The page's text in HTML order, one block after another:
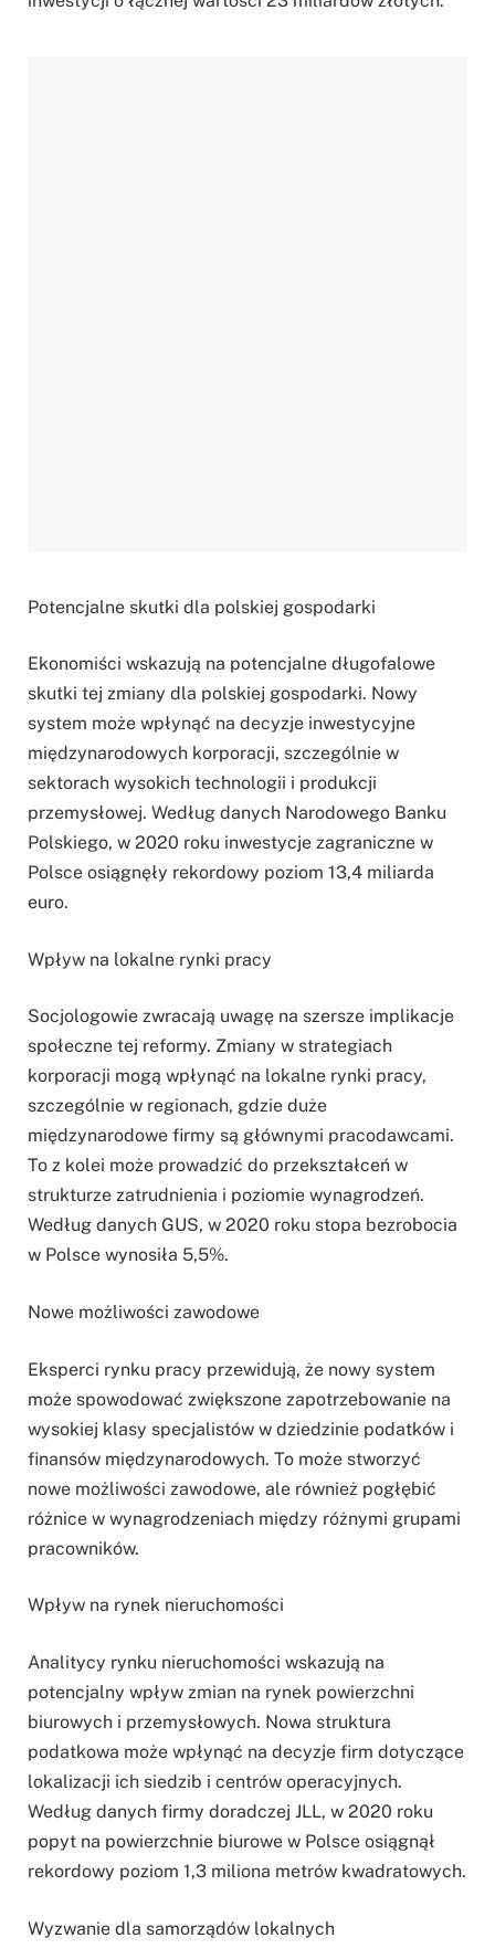
Potencjalne skutki dla polskiej gospodarki
Ekonomiści wskazują na potencjalne długofalowe
skutki tej zmiany dla polskiej gospodarki. Nowy
system może wpłynąć na decyzje inwestycyjne
międzynarodowych korporacji, szczególnie w
sektorach wysokich technologii i produkcji
przemysłowej. Według danych Narodowego Banku
Polskiego, w 2020 roku inwestycje zagraniczne w
Polsce osiągnęły rekordowy poziom 13,4 miliarda
euro.
Wpływ na lokalne rynki pracy
Socjologowie zwracają uwagę na szersze implikacje
społeczne tej reformy. Zmiany w strategiach
korporacji mogą wpłynąć na lokalne rynki pracy,
szczególnie w regionach, gdzie duże
międzynarodowe firmy są głównymi pracodawcami.
To z kolei może prowadzić do przekształceń w
strukturze zatrudnienia i poziomie wynagrodzeń.
Według danych GUS, w 2020 roku stopa bezrobocia
w Polsce wynosiła 5,5%.
Nowe możliwości zawodowe
Eksperci rynku pracy przewidują, że nowy system
może spowodować zwiększone zapotrzebowanie na
wysokiej klasy specjalistów w dziedzinie podatków i
finansów międzynarodowych. To może stworzyć
nowe możliwości zawodowe, ale również pogłębić
różnice w wynagrodzeniach między różnymi grupami
pracowników.
Wpływ na rynek nieruchomości
Analitycy rynku nieruchomości wskazują na
potencjalny wpływ zmian na rynek powierzchni
biurowych i przemysłowych. Nowa struktura
podatkowa może wpłynąć na decyzje firm dotyczące
lokalizacji ich siedzib i centrów operacyjnych.
Według danych firmy doradczej JLL, w 2020 roku
popyt na powierzchnie biurowe w Polsce osiągnął
rekordowy poziom 1,3 miliona metrów kwadratowych.
Wyzwanie dla samorządów lokalnych